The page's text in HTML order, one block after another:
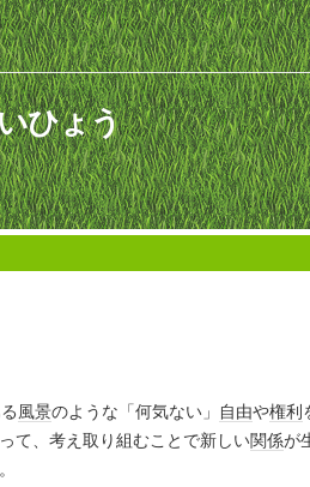
ひょう
風景のような「何気ない」 自由や権利
て、考え取り組むことで新しい関係が